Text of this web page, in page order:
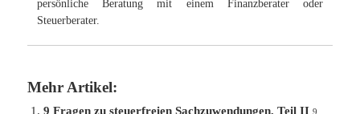
persönliche Beratung mit einem Finanzberater oder
Steuerberater.
Mehr Artikel:
9 Fragen zu steuerfreien Sachzuwendungen, Teil II 9